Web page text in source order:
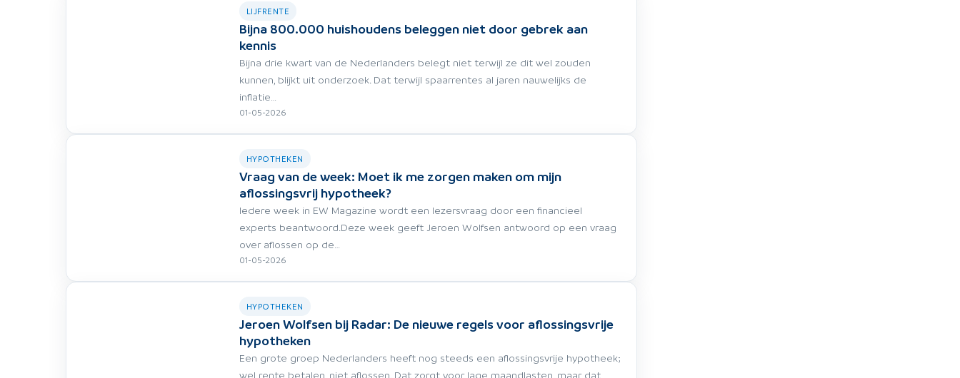
LIJFRENTE
Bijna 800.000 huishoudens beleggen niet door gebrek aan
kennis
Bijna drie kwart van de Nederlanders belegt niet terwijl ze dit wel zouden
kunnen, blijkt uit onderzoek. Dat terwijl spaarrentes al jaren nauwelijks de
inflatie…
01-05-2026
HYPOTHEKEN
Vraag van de week: Moet ik me zorgen maken om mijn
aflossingsvrij hypotheek?
Iedere week in EW Magazine wordt een lezersvraag door een financieel
experts beantwoord.Deze week geeft Jeroen Wolfsen antwoord op een vraag
over aflossen op de…
01-05-2026
HYPOTHEKEN
Jeroen Wolfsen bij Radar: De nieuwe regels voor aflossingsvrije
hypotheken
Een grote groep Nederlanders heeft nog steeds een aflossingsvrije hypotheek;
wel rente betalen, niet aflossen. Dat zorgt voor lage maandlasten, maar dat